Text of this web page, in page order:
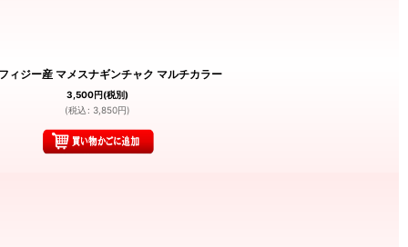
ィジー産 マメスナギンチャク マルチカラー
3,500円(税別)
(税込 : 3,850円)